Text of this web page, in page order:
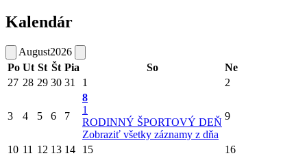
Kalendár
August2026
Po Ut St Št Pia So
Ne
27 28 29 30 31 1 2
3 4 5 6 7
8
1
RODINNÝ ŠPORTOVÝ DEŇ
Zobraziť všetky záznamy z dňa
9
10 11 12 13 14 15
16